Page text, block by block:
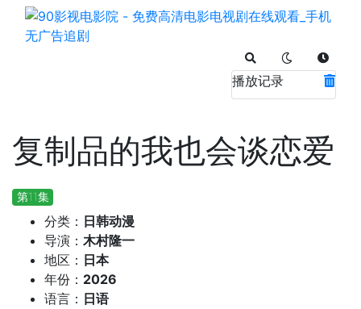
播放记录
复制品的我也会谈恋爱
第11集
分类： 日韩动漫
导演： 木村隆一
地区： 日本
年份： 2026
语言： 日语